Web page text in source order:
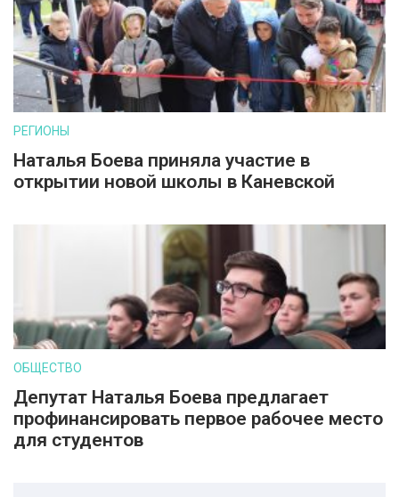
РЕГИОНЫ
Наталья Боева приняла участие в
открытии новой школы в Каневской
ОБЩЕСТВО
Депутат Наталья Боева предлагает
профинансировать первое рабочее место
для студентов